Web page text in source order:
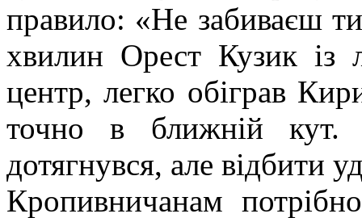
правило: «Не забиваєш
хвилин Орест Кузик із
центр, легко обіграв
точно в ближній
дотягнувся, але відбити
Кропивничанам